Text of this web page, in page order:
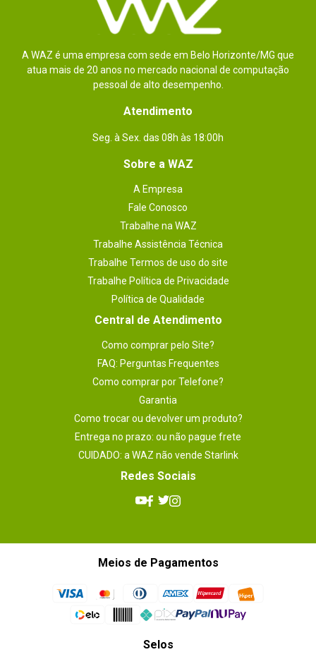
- Segurança: dTPM 2.0 (Discrete Trusted Platform
Module);
- Placa de Vídeo: NVIDIA Quadro T2000 (4GB) +
- Rede: Ethernet Gigabit, 802.11a / b / g / n / ac /
ax (2x2) + Bluetooth v5.0;
- Multimídia: Alto-falante estéreo, microfone
duplo e câmera HD de 720p;
- Armazenamento: SSD com 512GB (M.2 / nVME)
- Processador: Intel i7-9850H (6 núcleos / 12
- Conexões: 1x USB-C v3.1 (p/ energia) / 2x USB-C
v2.0 / 1x RJ-45 / 1x 3,5mm (P2 - p/ fone de ouvido
e microfone) / Leitor de cartões 4 em 1 (MMC, SD,
A WAZ é uma empresa com sede em Belo Horizonte/MG que
atua mais de 20 anos no mercado nacional de computação
pessoal de alto desempenho.
Atendimento
Seg. à Sex. das 08h às 18:00h
Sobre a WAZ
A Empresa
Fale Conosco
Trabalhe na WAZ
Trabalhe Assistência Técnica
Trabalhe Termos de uso do site
Trabalhe Política de Privacidade
Política de Qualidade
Central de Atendimento
Como comprar pelo Site?
FAQ: Perguntas Frequentes
Como comprar por Telefone?
Garantia
Como trocar ou devolver um produto?
Entrega no prazo: ou não pague frete
CUIDADO: a WAZ não vende Starlink
Redes Sociais
Meios de Pagamentos
Selos